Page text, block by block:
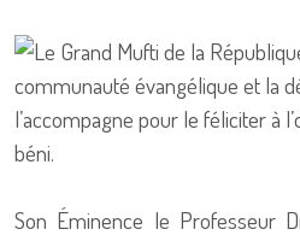
Son Éminence le Professeur